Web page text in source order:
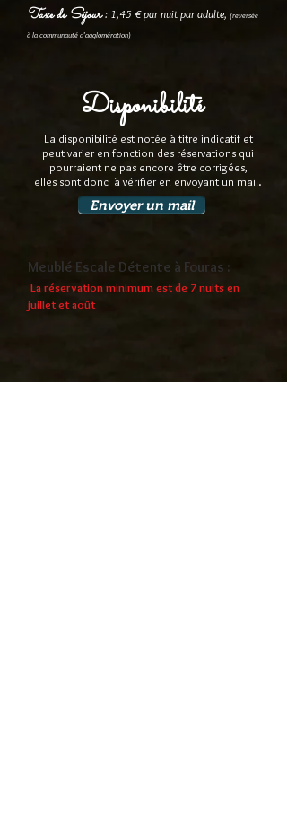
Taxe de Séjour: 1,45 € par nuit par adulte, (reversée
à la communauté d'agglomération)
Disponibilité
La disponibilité est notée à titre indicatif et
peut varier en fonction des réservations qui
pourraient ne pas encore être corrigées,
elles sont donc à vérifier en envoyant un mail.
Envoyer un mail
Meublé Escale Détente à Fouras :
La réservation minimum est de 7 nuits en
juillet et août